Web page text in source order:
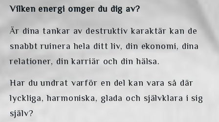
Vilken energi omger du dig av?
Är dina tankar av destruktiv karaktär kan de
snabbt ruinera hela ditt liv, din ekonomi, dina
relationer, din karriär och din hälsa.
Har du undrat varför en del kan vara så där
lyckliga, harmoniska, glada och självklara i sig
själv?